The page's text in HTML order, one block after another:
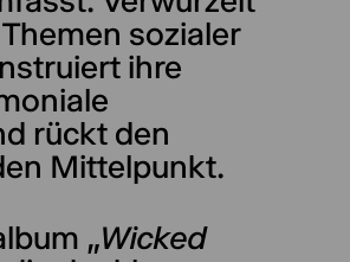
sozialer
ihre
rückt den
Mittelpunkt.
„Wicked